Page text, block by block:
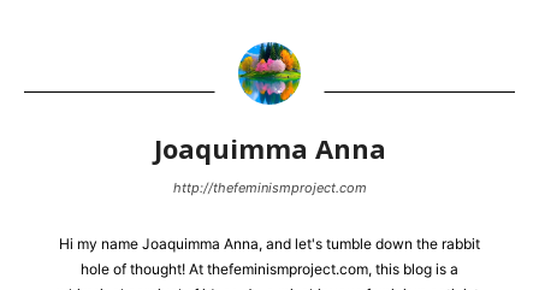
Joaquimma Anna
http://thefeminismproject.com
Hi my name Joaquimma Anna, and let's tumble down the rabbit
hole of thought! At thefeminismproject.com, this blog is a